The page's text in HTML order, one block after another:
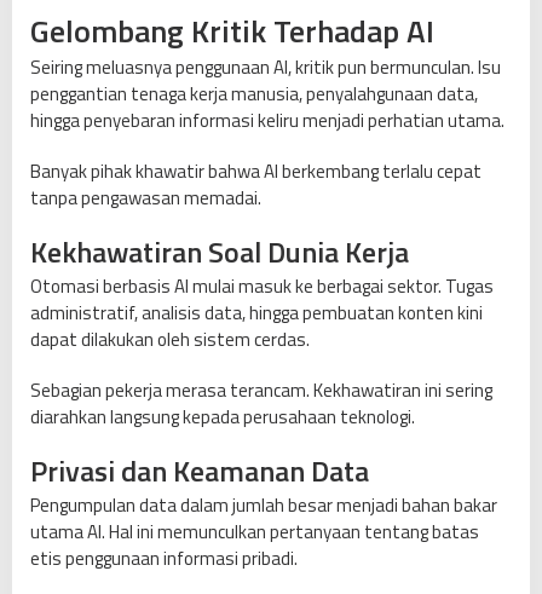
Gelombang Kritik Terhadap AI
Seiring meluasnya penggunaan AI, kritik pun bermunculan. Isu
penggantian tenaga kerja manusia, penyalahgunaan data,
hingga penyebaran informasi keliru menjadi perhatian utama.
Banyak pihak khawatir bahwa AI berkembang terlalu cepat
tanpa pengawasan memadai.
Kekhawatiran Soal Dunia Kerja
Otomasi berbasis AI mulai masuk ke berbagai sektor. Tugas
administratif, analisis data, hingga pembuatan konten kini
dapat dilakukan oleh sistem cerdas.
Sebagian pekerja merasa terancam. Kekhawatiran ini sering
diarahkan langsung kepada perusahaan teknologi.
Privasi dan Keamanan Data
Pengumpulan data dalam jumlah besar menjadi bahan bakar
utama AI. Hal ini memunculkan pertanyaan tentang batas
etis penggunaan informasi pribadi.